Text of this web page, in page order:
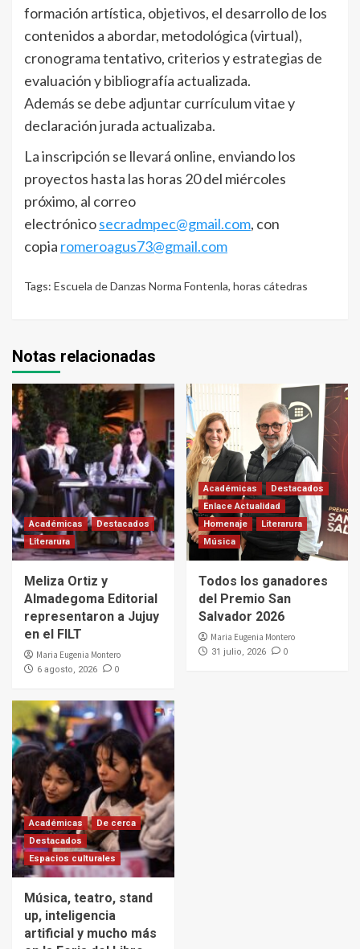
formación artística, objetivos, el desarrollo de los
contenidos a abordar, metodológica (virtual),
cronograma tentativo, criterios y estrategias de
evaluación y bibliografía actualizada.
Además se debe adjuntar currículum vitae y
declaración jurada actualizaba.
La inscripción se llevará online, enviando los
proyectos hasta las horas 20 del miércoles
próximo, al correo
electrónicosecradmpec@gmail.com, con
copia romeroagus73@gmail.com
Tags: Escuela de Danzas Norma Fontenla, horas cátedras
Notas relacionadas
Académicas
Destacados
Literarura
Meliza Ortiz y
Almadegoma Editorial
representaron a Jujuy
en el FILT
Maria Eugenia Montero
6 agosto, 2026 0
Académicas
Destacados
Enlace Actualidad
Homenaje
Literarura
Música
Todos los ganadores
del Premio San
Salvador 2026
Maria Eugenia Montero
31 julio, 2026 0
Académicas
De cerca
Destacados
Espacios culturales
Música, teatro, stand
up, inteligencia
artificial y mucho más